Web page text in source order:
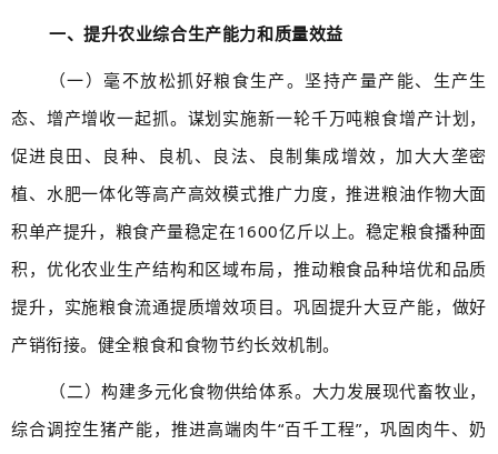
一、提升农业综合生产能力和质量效益
（一）毫不放松抓好粮食生产。坚持产量产能、生产生
态、增产增收一起抓。谋划实施新一轮千万吨粮食增产计划，
促进良田、良种、良机、良法、良制集成增效，加大大垄密
植、水肥一体化等高产高效模式推广力度，推进粮油作物大面
积单产提升，粮食产量稳定在1600亿斤以上。稳定粮食播种面
积，优化农业生产结构和区域布局，推动粮食品种培优和品质
提升，实施粮食流通提质增效项目。巩固提升大豆产能，做好
产销衔接。健全粮食和食物节约长效机制。
（二）构建多元化食物供给体系。大力发展现代畜牧业，
综合调控生猪产能，推进高端肉牛“百千工程”，巩固肉牛、奶